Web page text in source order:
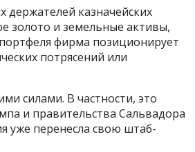
держателей казначейских
золото и земельные активы,
фирма позиционирует
потрясений или
силами. В частности, это
и правительства Сальвадора
уже перенесла свою штаб-